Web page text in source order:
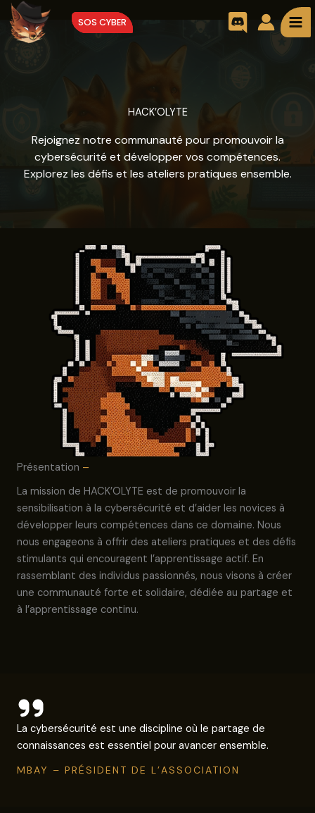
Aller
au
contenu
SOS CYBER
HACK’OLYTE
Rejoignez notre communauté pour promouvoir la
cybersécurité et développer vos compétences.
Explorez les défis et les ateliers pratiques ensemble.
Présentation –
La mission de HACK’OLYTE est de promouvoir la
sensibilisation à la cybersécurité et d’aider les novices à
développer leurs compétences dans ce domaine. Nous
nous engageons à offrir des ateliers pratiques et des défis
stimulants qui encouragent l’apprentissage actif. En
rassemblant des individus passionnés, nous visons à créer
une communauté forte et solidaire, dédiée au partage et
à l’apprentissage continu.
La cybersécurité est une discipline où le partage de
connaissances est essentiel pour avancer ensemble.
MBAY – PRÉSIDENT DE L’ASSOCIATION